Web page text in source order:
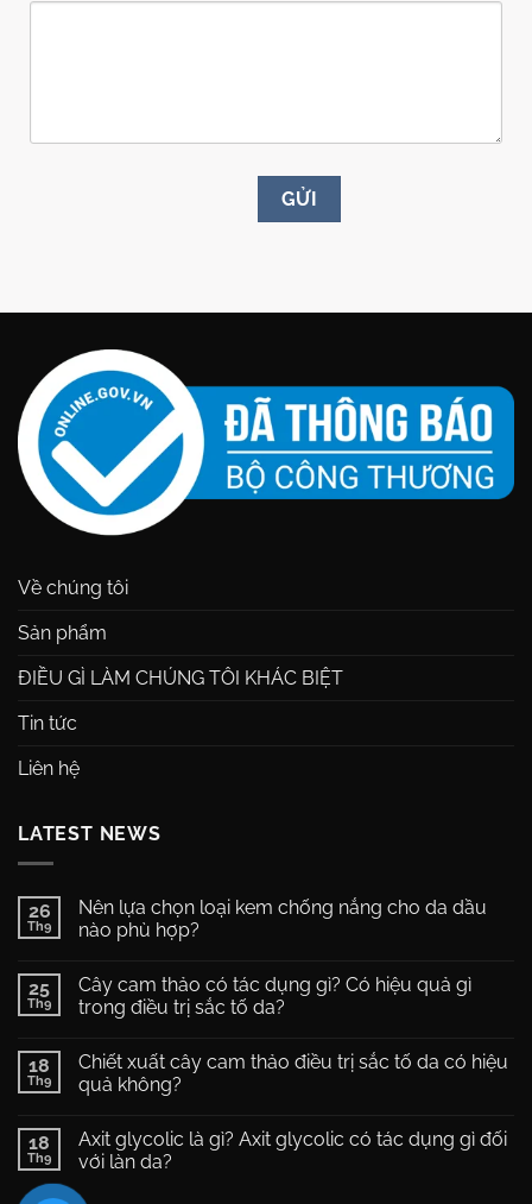
Về chúng tôi
Sản phẩm
ĐIỀU GÌ LÀM CHÚNG TÔI KHÁC BIỆT
Tin tức
Liên hệ
LATEST NEWS
26
Th9
Nên lựa chọn loại kem chống nắng cho da dầu
nào phù hợp?
bình
luận
ở
chọn
kem
cho
dầu
phù
25
Th9
Cây cam thảo có tác dụng gì? Có hiệu quả gì
trong điều trị sắc tố da?
bình
luận
ở
thảo
tác
gì?
18
Th9
Chiết xuất cây cam thảo điều trị sắc tố da có hiệu
quả không?
bình
luận
ở
xuất
18
Th9
Axit glycolic là gì? Axit glycolic có tác dụng gì đối
với làn da?